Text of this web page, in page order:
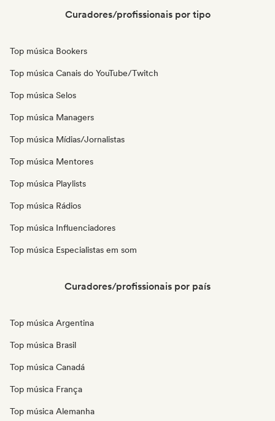
Curadores/profissionais por tipo
Top música Bookers
Top música Canais do YouTube/Twitch
Top música Selos
Top música Managers
Top música Mídias/Jornalistas
Top música Mentores
Top música Playlists
Top música Rádios
Top música Influenciadores
Top música Especialistas em som
Curadores/profissionais por país
Top música Argentina
Top música Brasil
Top música Canadá
Top música França
Top música Alemanha